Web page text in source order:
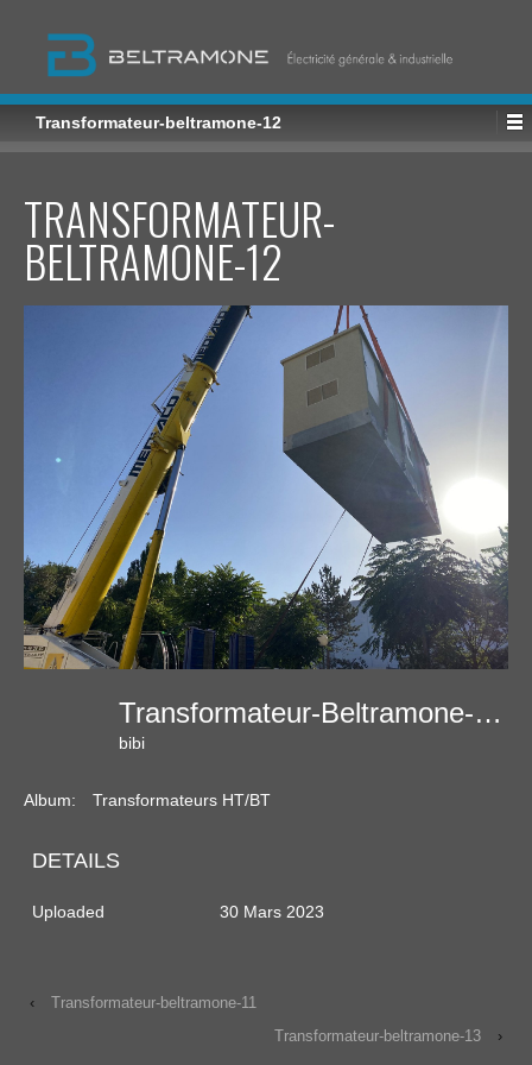
Transformateur-beltramone-12
TRANSFORMATEUR-
BELTRAMONE-12
Transformateur-Beltramone-12
bibi
Album: Transformateurs HT/BT
DETAILS
Uploaded 30 Mars 2023
‹
Transformateur-beltramone-11
Transformateur-beltramone-13
›